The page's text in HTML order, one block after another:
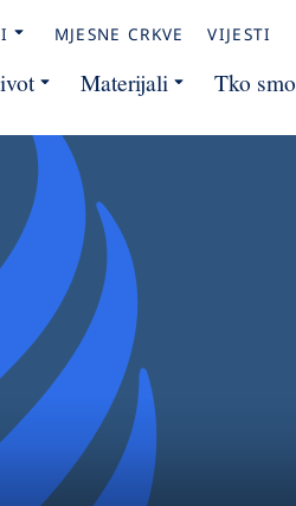
MJESNE CRKVE VIJESTI
Materijali Tko smo